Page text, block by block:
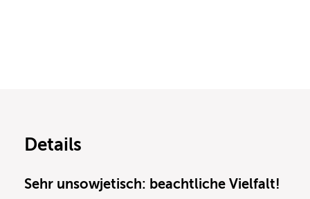
Details
Sehr unsowjetisch: beachtliche Vielfalt!